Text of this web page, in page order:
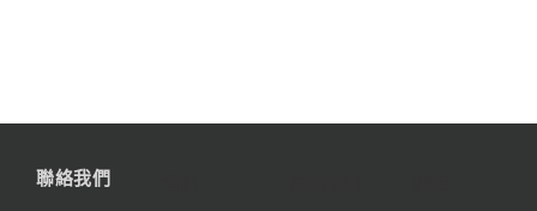
聯絡我們